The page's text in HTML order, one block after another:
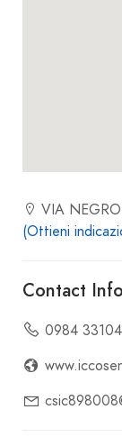
VIA
(Ottieni
Contact Info
0984 33104